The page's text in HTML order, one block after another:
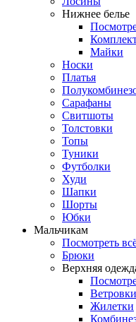
Нижнее белье
Майки
Носки
Платья
Сарафаны
Свитшоты
Толстовки
Топы
Туники
Футболки
Худи
Шапки
Шорты
Юбки
Мальчикам
Посмотреть
Брюки
Верхняя
Ветровки
Жилетки